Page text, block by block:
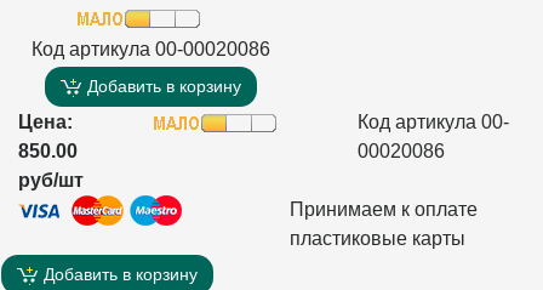
Код артикула 00-00020086
Добавить в корзину
Цена:
850.00
руб/шт
Код артикула 00-
00020086
Принимаем к оплате
пластиковые карты
Добавить в корзину